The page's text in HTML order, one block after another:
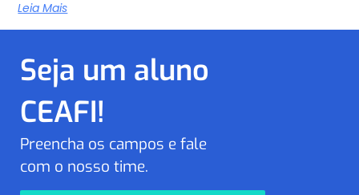
Leia Mais
Seja um aluno
CEAFI!
Preencha os campos e fale
com o nosso time.